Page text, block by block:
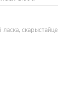
ласка, скарыстайце